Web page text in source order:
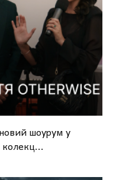
шоурум у
колекц...